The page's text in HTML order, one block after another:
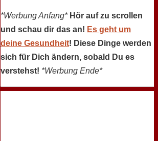
*Werbung Anfang* Hör auf zu scrollen
und schau dir das an! Es geht um
deine Gesundheit! Diese Dinge werden
sich für Dich ändern, sobald Du es
verstehst! *Werbung Ende*